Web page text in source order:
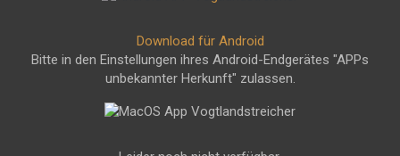
Download für Android
Bitte in den Einstellungen ihres Android-Endgerätes "APPs
unbekannter Herkunft" zulassen.